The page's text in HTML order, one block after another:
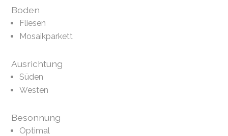
Boden
Fliesen
Mosaikparkett
Ausrichtung
Süden
Westen
Besonnung
Optimal